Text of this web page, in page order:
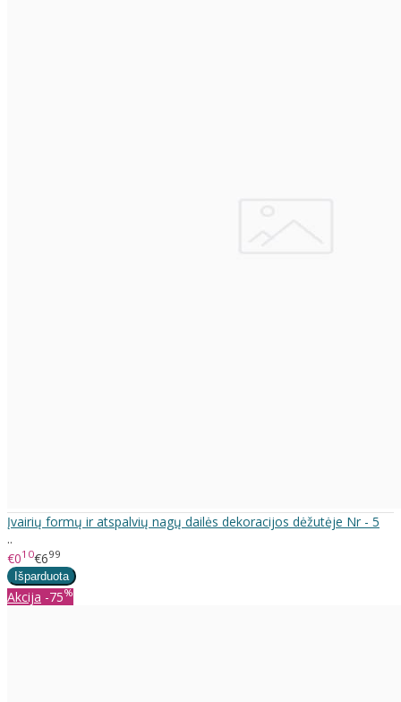
Įvairių formų ir atspalvių nagų dailės dekoracijos dėžutėje Nr - 5
..
€010€699
Akcija -75%